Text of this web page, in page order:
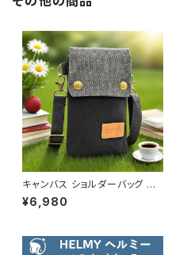
キャンバス ショルダーバッグ ス
マホポーチ ミニバッグ レディー
ス メンズ 斜めがけ カジュアル
め バッグ おしゃれ K-B0232
¥6,980